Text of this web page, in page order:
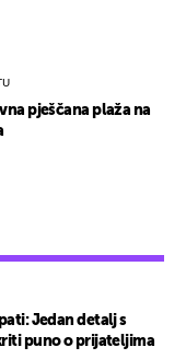
Jedan detalj s
puno o prijateljima
pješčana plaža na